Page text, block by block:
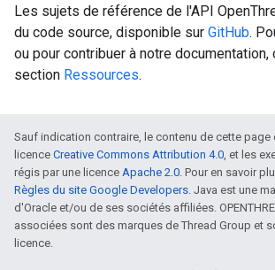
Les sujets de référence de l'API
du code source, disponible sur GitHub.
ou pour contribuer à notre
section Ressources.
Sauf indication contraire, le contenu de cette page
licence Creative Commons Attribution 4.0, et les
régis par une licence Apache 2.0. Pour en savoir
Règles du site Google Developers. Java est une
d'Oracle et/ou de ses sociétés affiliées.
associées sont des marques de Thread Group et
licence.